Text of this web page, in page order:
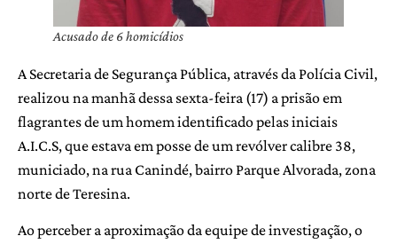
Acusado de 6 homicídios
A Secretaria de Segurança Pública, através da Polícia Civil,
realizou na manhã dessa sexta-feira (17) a prisão em
flagrantes de um homem identificado pelas iniciais
A.I.C.S, que estava em posse de um revólver calibre 38,
municiado, na rua Canindé, bairro Parque Alvorada, zona
norte de Teresina.
Ao perceber a aproximação da equipe de investigação, o